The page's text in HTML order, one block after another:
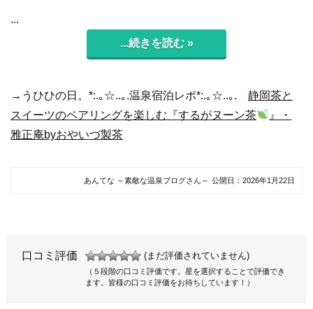
...
...続きを読む »
→うひひの日。*:.｡☆..｡.温泉宿泊レポ*:.｡☆..｡. 静岡茶と
スイーツのペアリングを楽しむ『するがヌーン茶
』・
雅正庵byおやいづ製茶
あんてな ～素敵な温泉ブログさん～ 公開日： 2026年1月22日
口コミ評価 (まだ評価されていません)
（５段階の口コミ評価です。星を選択することで評価でき
ます。皆様の口コミ評価をお待ちしています！）